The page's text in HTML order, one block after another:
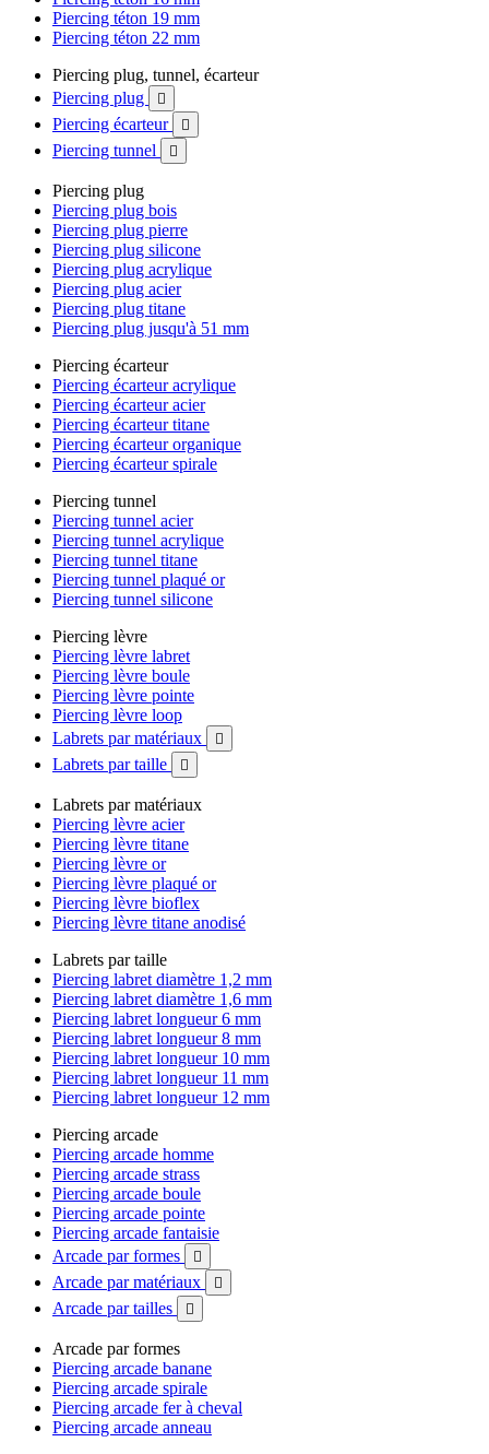
Piercing téton 19 mm
Piercing téton 22 mm
Piercing plug, tunnel, écarteur
Piercing plug

Piercing écarteur 
Piercing tunnel 
Piercing plug
Piercing plug bois
Piercing plug pierre
Piercing plug silicone
Piercing plug acrylique
Piercing plug acier
Piercing plug titane
Piercing plug jusqu'à 51 mm
Piercing écarteur
Piercing écarteur acrylique
Piercing écarteur acier
Piercing écarteur titane
Piercing écarteur organique
Piercing écarteur spirale
Piercing tunnel
Piercing tunnel acier
Piercing tunnel acrylique
Piercing tunnel titane
Piercing tunnel plaqué or
Piercing tunnel silicone
Piercing lèvre
Piercing lèvre labret
Piercing lèvre boule
Piercing lèvre pointe
Piercing lèvre loop
Labrets par matériaux

Labrets par taille 
Labrets par matériaux
Piercing lèvre acier
Piercing lèvre titane
Piercing lèvre or
Piercing lèvre plaqué or
Piercing lèvre bioflex
Piercing lèvre titane anodisé
Labrets par taille
Piercing labret diamètre 1,2 mm
Piercing labret diamètre 1,6 mm
Piercing labret longueur 6 mm
Piercing labret longueur 8 mm
Piercing labret longueur 10 mm
Piercing labret longueur 11 mm
Piercing labret longueur 12 mm
Piercing arcade
Piercing arcade homme
Piercing arcade strass
Piercing arcade boule
Piercing arcade pointe
Piercing arcade fantaisie
Arcade par formes

Arcade par matériaux 
Arcade par tailles 
Arcade par formes
Piercing arcade banane
Piercing arcade spirale
Piercing arcade fer à cheval
Piercing arcade anneau